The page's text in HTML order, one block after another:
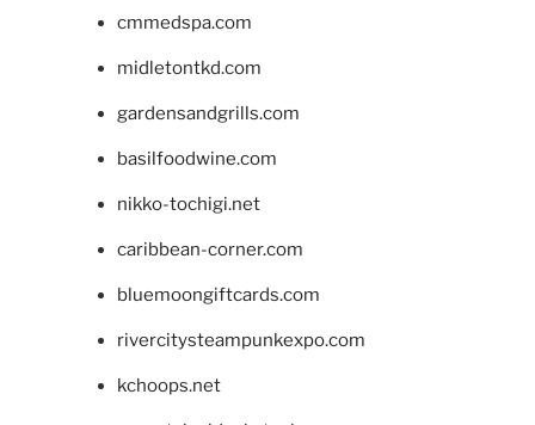
cmmedspa.com
midletontkd.com
gardensandgrills.com
basilfoodwine.com
nikko-tochigi.net
caribbean-corner.com
bluemoongiftcards.com
rivercitysteampunkexpo.com
kchoops.net